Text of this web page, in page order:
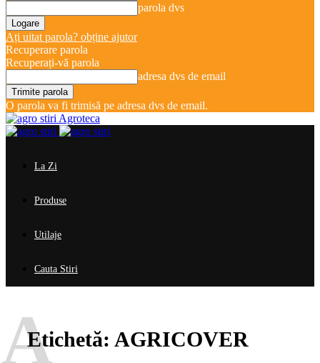
parola dvs
Ați uitat parola? obține ajutor
Recuperare parola
Recuperați-vă parola
adresa dvs de email
O parola va fi trimisă pe adresa dvs de email.
Agroteca
La Zi
Produse
Utilaje
Cauta Stiri
Etichetă: AGRICOVER
A